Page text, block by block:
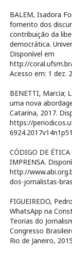
BALEM, Isadora
fomento dos
contribuição da
democrática.
Disponível em
http://
Acesso em: 1 dez.
BENETTI, Marcia;
uma nova
Catarina, 2017.
https://
CÓDIGO DE
IMPRENSA.
http://
dos-jornalistas-
FIGUEIREDO,
WhatsApp na
Teorias do
Congresso
Rio de Janeiro,